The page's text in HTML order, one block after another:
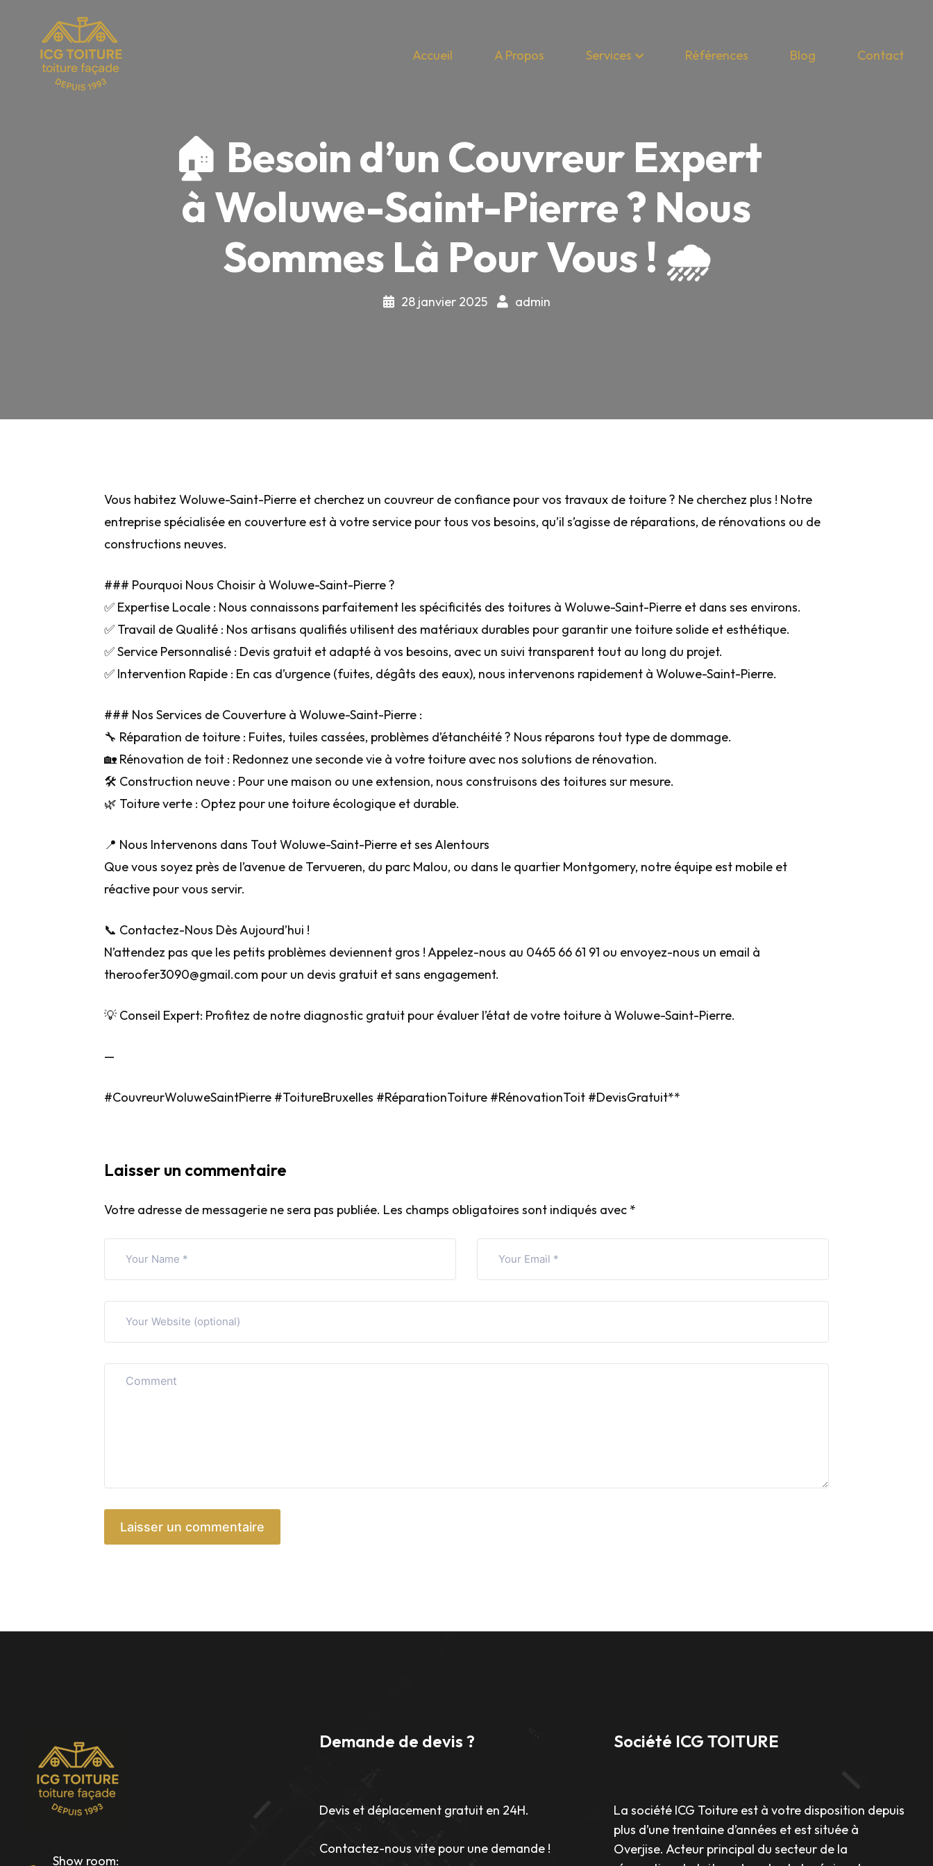
Accueil A Propos Services Références Blog Contact
🏠 Besoin d’un Couvreur Expert
à Woluwe-Saint-Pierre ? Nous
Sommes Là Pour Vous ! 🌧️
28 janvier 2025 admin
Vous habitez Woluwe-Saint-Pierre et cherchez un couvreur de confiance pour vos travaux de toiture ? Ne cherchez plus ! Notre
entreprise spécialisée en couverture est à votre service pour tous vos besoins, qu’il s’agisse de réparations, de rénovations ou de
constructions neuves.
### Pourquoi Nous Choisir à Woluwe-Saint-Pierre ?
✅ Expertise Locale : Nous connaissons parfaitement les spécificités des toitures à Woluwe-Saint-Pierre et dans ses environs.
✅ Travail de Qualité : Nos artisans qualifiés utilisent des matériaux durables pour garantir une toiture solide et esthétique.
✅ Service Personnalisé : Devis gratuit et adapté à vos besoins, avec un suivi transparent tout au long du projet.
✅ Intervention Rapide : En cas d’urgence (fuites, dégâts des eaux), nous intervenons rapidement à Woluwe-Saint-Pierre.
### Nos Services de Couverture à Woluwe-Saint-Pierre :
🔧 Réparation de toiture : Fuites, tuiles cassées, problèmes d’étanchéité ? Nous réparons tout type de dommage.
🏡 Rénovation de toit : Redonnez une seconde vie à votre toiture avec nos solutions de rénovation.
🛠️ Construction neuve : Pour une maison ou une extension, nous construisons des toitures sur mesure.
🌿 Toiture verte : Optez pour une toiture écologique et durable.
📍 Nous Intervenons dans Tout Woluwe-Saint-Pierre et ses Alentours
Que vous soyez près de l’avenue de Tervueren, du parc Malou, ou dans le quartier Montgomery, notre équipe est mobile et
réactive pour vous servir.
📞 Contactez-Nous Dès Aujourd’hui !
N’attendez pas que les petits problèmes deviennent gros ! Appelez-nous au 0465 66 61 91 ou envoyez-nous un email à
theroofer3090@gmail.com pour un devis gratuit et sans engagement.
💡 Conseil Expert: Profitez de notre diagnostic gratuit pour évaluer l’état de votre toiture à Woluwe-Saint-Pierre.
—
#CouvreurWoluweSaintPierre #ToitureBruxelles #RéparationToiture #RénovationToit #DevisGratuit**
Laisser un commentaire
Votre adresse de messagerie ne sera pas publiée. Les champs obligatoires sont indiqués avec *
Show room:
Demande de devis ?
Devis et déplacement gratuit en 24H.
Contactez-nous vite pour une demande !
Société ICG TOITURE
La société ICG Toiture est à votre disposition depuis
plus d’une trentaine d’années et est située à
Overjise. Acteur principal du secteur de la